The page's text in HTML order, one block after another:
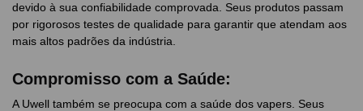
devido à sua confiabilidade comprovada. Seus produtos passam
por rigorosos testes de qualidade para garantir que atendam aos
mais altos padrões da indústria.
Compromisso com a Saúde:
A Uwell também se preocupa com a saúde dos vapers. Seus